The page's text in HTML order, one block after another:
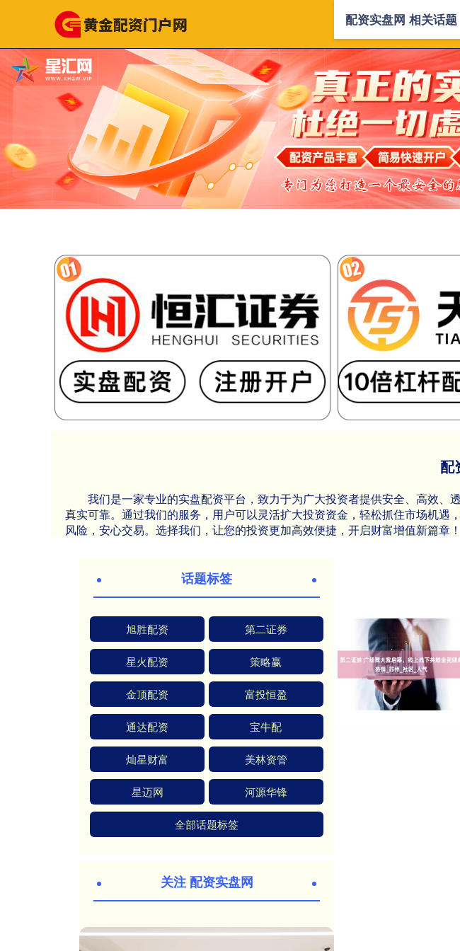
配
我们是一家专业的实盘配资平台，致力于为广大投资者提供安全、高效
真实可靠。通过我们的服务，用户可以灵活扩大投资资金，轻松抓住市场机
风险，安心交易。选择我们，让您的投资更加高效便捷，开启财富增值新篇章！
配资实盘网 相关话题
话题标签
旭胜配资 第二证券
星火配资 策略赢
金顶配资 富投恒盈
通达配资 宝牛配
灿星财富 美林资管
星迈网 河源华锋
全部话题标签
关注 配资实盘网